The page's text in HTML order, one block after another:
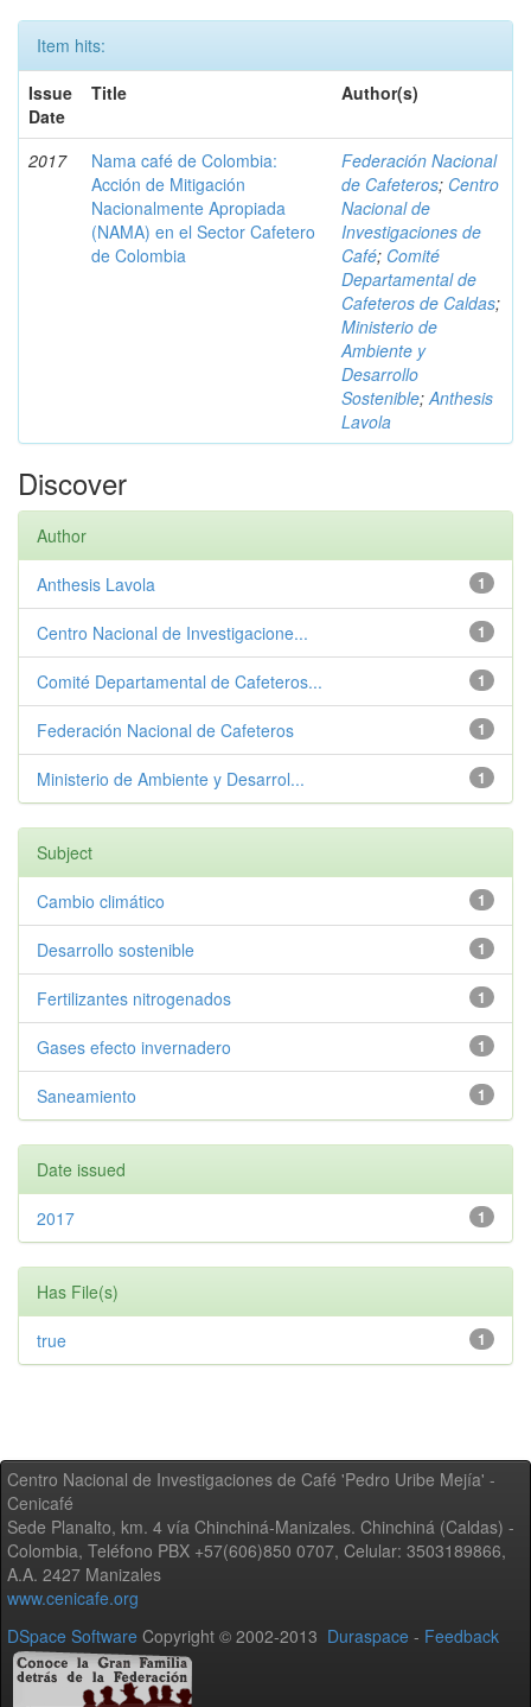
Item hits:
Issue
Date
Title Author(s)
2017
Nama café de Colombia:
Acción de Mitigación
Nacionalmente Apropiada
(NAMA) en el Sector Cafetero
de Colombia
Federación Nacional
de Cafeteros; Centro
Nacional de
Investigaciones de
Café; Comité
Departamental de
Cafeteros de Caldas;
Ministerio de
Ambiente y
Desarrollo
Sostenible;Anthesis
Lavola
Discover
Author
1
Anthesis Lavola
1
Centro Nacional de Investigacione...
1
Comité Departamental de Cafeteros...
1
Federación Nacional de Cafeteros
1
Ministerio de Ambiente y Desarrol...
Subject
1
Cambio climático
1
Desarrollo sostenible
1
Fertilizantes nitrogenados
1
Gases efecto invernadero
1
Saneamiento
Date issued
1
2017
Has File(s)
1
true
Centro Nacional de Investigaciones de Café 'Pedro Uribe Mejía' -
Cenicafé
Sede Planalto, km. 4 vía Chinchiná-Manizales. Chinchiná (Caldas) -
Colombia, Teléfono PBX +57(606)850 0707, Celular: 3503189866,
A.A. 2427 Manizales
www.cenicafe.org
DSpace Software Copyright © 2002-2013 Duraspace - Feedback